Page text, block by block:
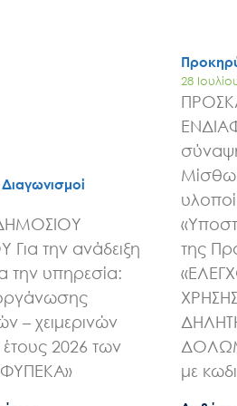
την ανάδειξη
την υπηρεσία:
– χειμερινών
2026 των
28
της
με